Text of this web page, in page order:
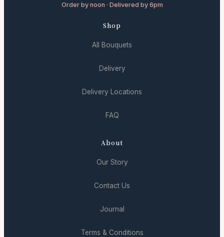
Order by noon · Delivered by 6pm
Shop
All Bouquets
Delivery
Delivery Locations
FAQ
About
Our Story
Contact Us
Journal
Terms & Conditions